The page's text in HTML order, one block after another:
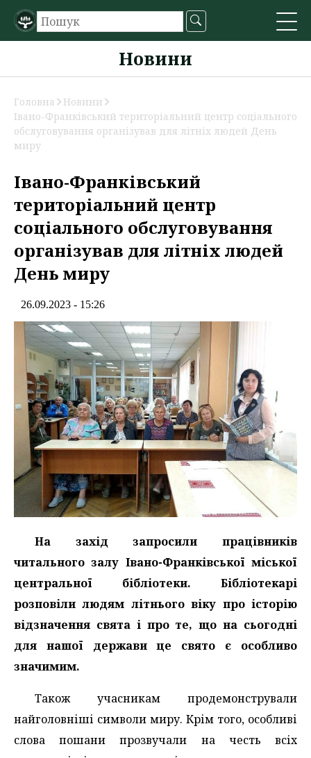
Новини
Головна
Новини
Івано-Франківський територіальний центр соціального
обслуговування організував для літніх людей День
миру
Івано-Франківський
територіальний центр
соціального обслуговування
організував для літніх людей
День миру
26.09.2023 - 15:26
На захід запросили працівників
читального залу Івано-Франківської міської
центральної бібліотеки. Бібліотекарі
розповіли людям літнього віку про історію
відзначення свята і про те, що на сьогодні
для нашої держави це свято є особливо
значимим.
Також учасникам продемонстрували
найголовніші символи миру. Крім того, особливі
слова пошани прозвучали на честь всіх